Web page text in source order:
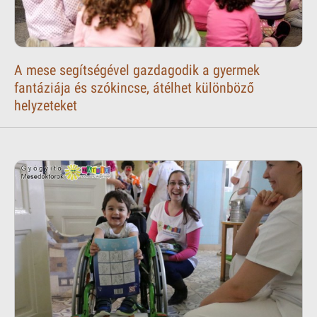
A mese segítségével gazdagodik a gyermek
fantáziája és szókincse, átélhet különböző
helyzeteket